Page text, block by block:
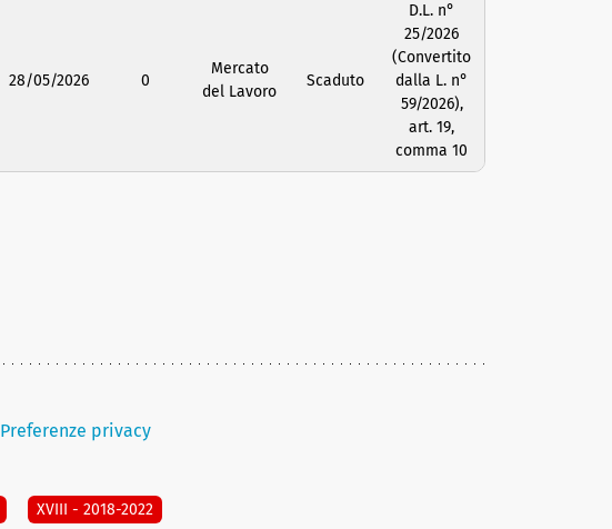
28/05/2026 0
Mercato
del Lavoro
Scaduto
D.L. n°
25/2026
(Convertito
dalla L. n°
59/2026),
art. 19,
comma 10
Preferenze privacy
XVIII - 2018-2022